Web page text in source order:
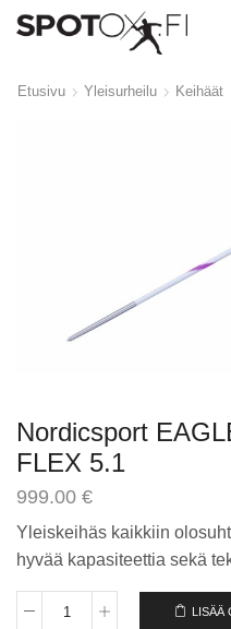
Etusivu Yleisurheilu Keihäät
Nordicsport
FLEX 5.1
999.00 €
Yleiskeihäs kaikkiin
hyvää kapasiteettia sekä
Nordicsport